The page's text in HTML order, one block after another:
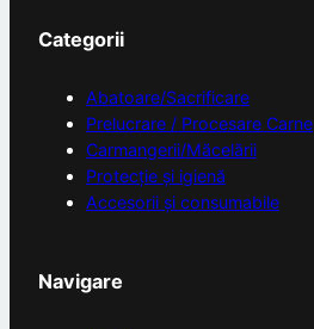
Categorii
Abatoare/Sacrificare
Prelucrare / Procesare Carne
Carmangerii/Măcelării
Protecție și igienă
Accesorii și consumabile
Navigare